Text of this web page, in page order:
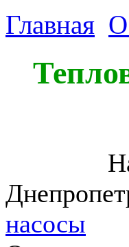
Главная О
Наша
насосы